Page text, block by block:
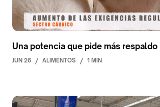
Una potencia que pide más respaldo
JUN 26 / ALIMENTOS / 1 MIN